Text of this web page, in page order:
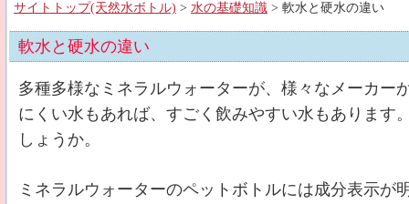
サイトトップ(天然水ボトル) > 水の基礎知識 > 軟水と硬水の違い
軟水と硬水の違い
多種多様なミネラルウォーターが、様々なメーカー
にくい水もあれば、すごく飲みやすい水もあります
しょうか。
ミネラルウォーターのペットボトルには成分表示が